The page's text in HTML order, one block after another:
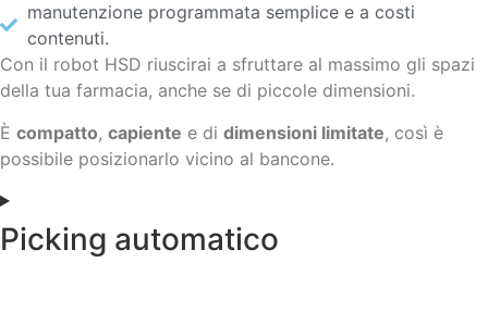
manutenzione programmata semplice e a costi
contenuti.
Con il robot HSD riuscirai a sfruttare al massimo gli spazi
della tua farmacia, anche se di piccole dimensioni.
È compatto, capiente e di dimensioni limitate, così è
possibile posizionarlo vicino al bancone.
Picking automatico